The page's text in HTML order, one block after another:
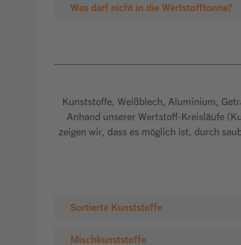
Was darf nicht in die Wertstofftonne?
Kunststoffe, Weißblech, Aluminium,
Anhand unserer Wertstoff-Kreisläufe
zeigen wir, dass es möglich ist, durch
Sortierte Kunststoffe
Mischkunststoffe